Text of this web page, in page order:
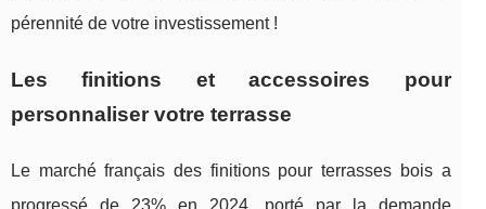
pérennité de votre investissement !
Les finitions et accessoires pour
personnaliser votre terrasse
Le marché français des finitions pour terrasses bois a
progressé de 23% en 2024, porté par la demande